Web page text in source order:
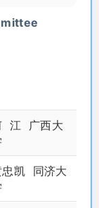
江 广西大
忠凯 同济大